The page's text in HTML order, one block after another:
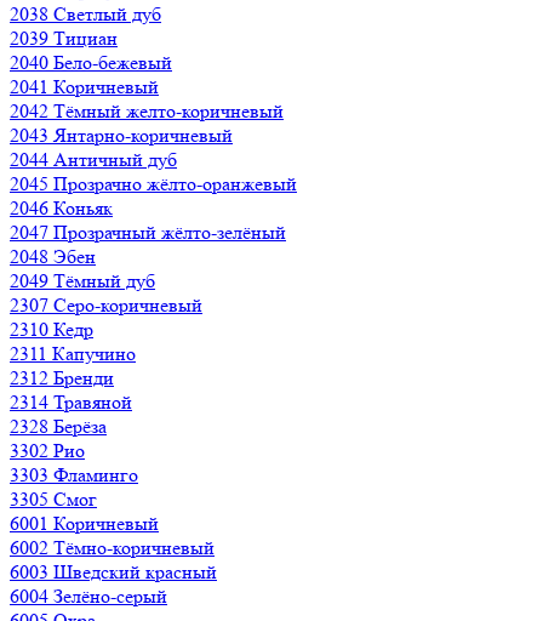
2038 Светлый дуб
2039 Тициан
2040 Бело-бежевый
2041 Коричневый
2042 Тёмный желто-коричневый
2043 Янтарно-коричневый
2044 Античный дуб
2045 Прозрачно жёлто-оранжевый
2046 Коньяк
2047 Прозрачный жёлто-зелёный
2048 Эбен
2049 Тёмный дуб
2307 Серо-коричневый
2310 Кедр
2311 Капучино
2312 Бренди
2314 Травяной
2328 Берёза
3302 Рио
3303 Фламинго
3305 Смог
6001 Коричневый
6002 Тёмно-коричневый
6003 Шведский красный
6004 Зелёно-серый